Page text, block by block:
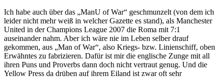
Ich habe auch über das „ManU of War“ geschmunzelt (von dem ich
leider nicht mehr weiß in welcher Gazette es stand), als Manchester
United in der Champions League 2007 die Roma mit 7:1
auseinander nahm. Aber ich wäre nie im Leben selber drauf
gekommen, aus „Man of War“, also Kriegs- bzw. Linienschiff, oben
Erwähntes zu fabrizieren. Dafür ist mir die englische Zunge mit all
ihren Puns und Proverbs dann doch nicht vertraut genug. Und die
Yellow Press da drüben auf ihrem Eiland ist zwar oft sehr